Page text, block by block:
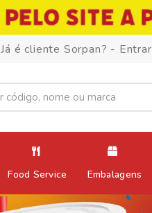
Já é cliente Sorpan? - Entrar
Food Service Embalagens